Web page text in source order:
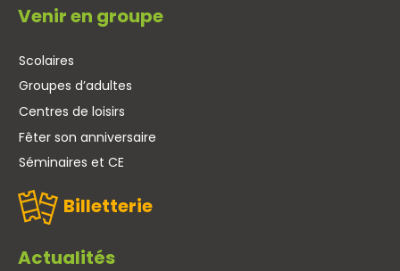
Venir en groupe
Scolaires
Groupes d’adultes
Centres de loisirs
Fêter son anniversaire
Séminaires et CE
Billetterie
Actualités